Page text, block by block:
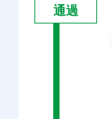
通過